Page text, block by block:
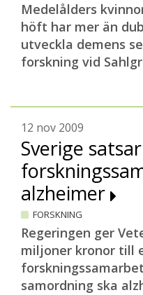
Medelålders
höft har mer än
utveckla demens
forskning vid
12 nov 2009
Sverige
alzheimer
FORSKNING
Regeringen ger
miljoner kronor till
samordning ska